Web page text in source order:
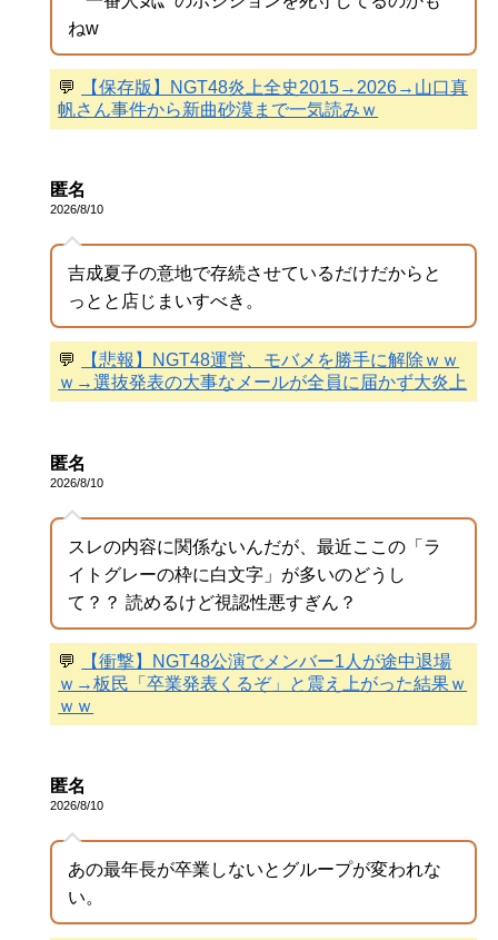
ねw
💬
【保存版】NGT48炎上全史2015→2026→山口真
帆さん事件から新曲砂漠まで一気読みｗ
匿名
2026/8/10
吉成夏子の意地で存続させているだけだからと
っとと店じまいすべき。
💬
【悲報】NGT48運営、モバメを勝手に解除ｗｗ
ｗ→選抜発表の大事なメールが全員に届かず大炎上
匿名
2026/8/10
スレの内容に関係ないんだが、最近ここの「ラ
イトグレーの枠に白文字」が多いのどうし
て？？ 読めるけど視認性悪すぎん？
💬
【衝撃】NGT48公演でメンバー1人が途中退場
ｗ→板民「卒業発表くるぞ」と震え上がった結果ｗ
ｗｗ
匿名
2026/8/10
あの最年長が卒業しないとグループが変われな
い。